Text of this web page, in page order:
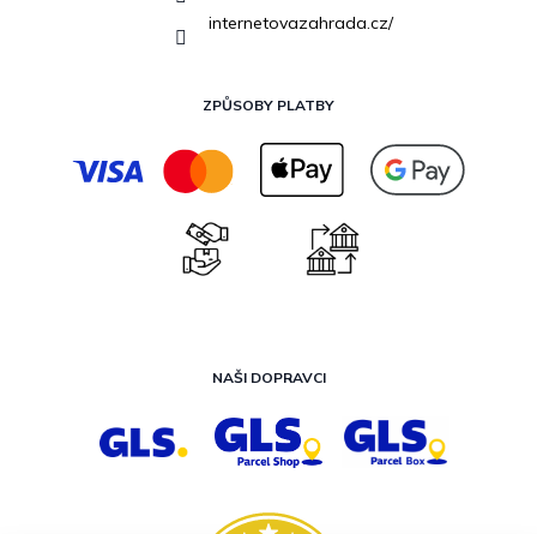
internetovazahrada.cz/
ZPŮSOBY PLATBY
NAŠI DOPRAVCI